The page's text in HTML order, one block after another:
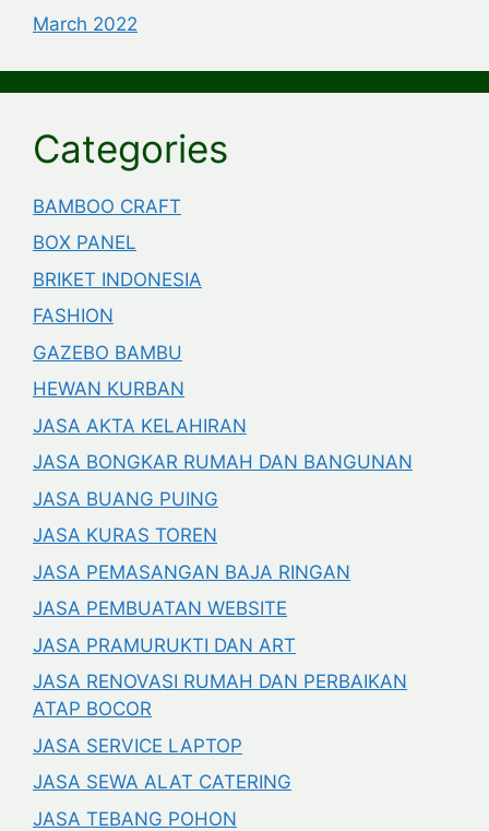
March 2022
Categories
BAMBOO CRAFT
BOX PANEL
BRIKET INDONESIA
FASHION
GAZEBO BAMBU
HEWAN KURBAN
JASA AKTA KELAHIRAN
JASA BONGKAR RUMAH DAN BANGUNAN
JASA BUANG PUING
JASA KURAS TOREN
JASA PEMASANGAN BAJA RINGAN
JASA PEMBUATAN WEBSITE
JASA PRAMURUKTI DAN ART
JASA RENOVASI RUMAH DAN PERBAIKAN
ATAP BOCOR
JASA SERVICE LAPTOP
JASA SEWA ALAT CATERING
JASA TEBANG POHON